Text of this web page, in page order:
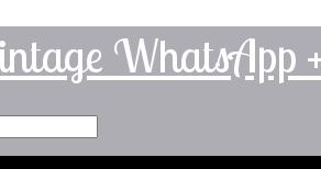
WhatsApp